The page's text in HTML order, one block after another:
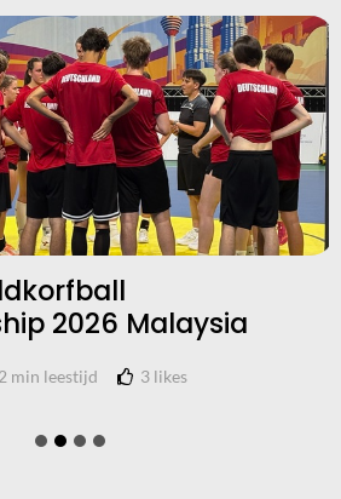
2026 Malaysia
leestijd 3likes